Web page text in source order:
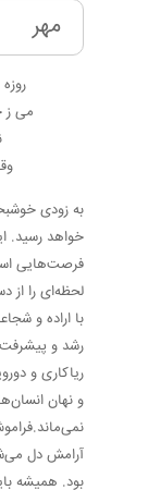
مهر
می ز
به زودی
خواهد رسید.
فرصت‌هایی
لحظه‌ای را
با اراده و
رشد و پیشرفت
ریاکاری و
و نهان
آرامش دل
بود. همیشه